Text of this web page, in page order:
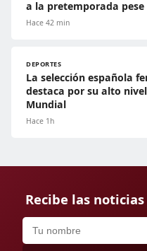
a la pretemporada
Hace 42 min
DEPORTES
La selección española
destaca por su alto
Mundial
Hace 1h
Recibe las